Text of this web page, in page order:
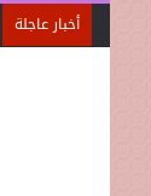
أخبار عاجلة